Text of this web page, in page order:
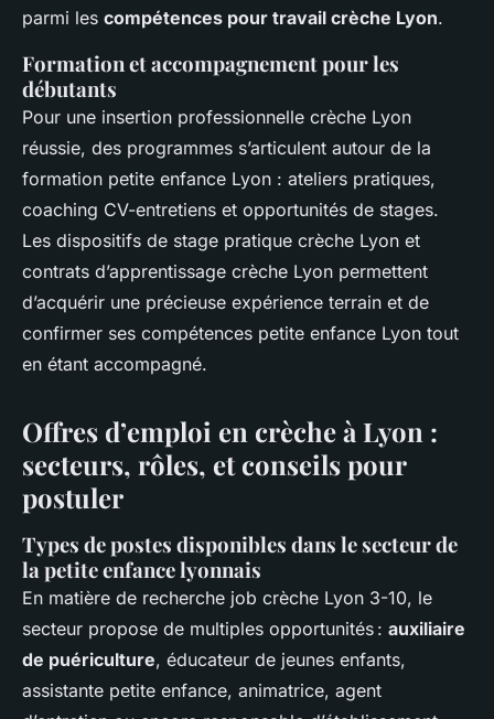
parmi les compétences pour travail crèche Lyon.
Formation et accompagnement pour les
débutants
Pour une insertion professionnelle crèche Lyon
réussie, des programmes s’articulent autour de la
formation petite enfance Lyon : ateliers pratiques,
coaching CV-entretiens et opportunités de stages.
Les dispositifs de stage pratique crèche Lyon et
contrats d’apprentissage crèche Lyon permettent
d’acquérir une précieuse expérience terrain et de
confirmer ses compétences petite enfance Lyon tout
en étant accompagné.
Offres d’emploi en crèche à Lyon :
secteurs, rôles, et conseils pour
postuler
Types de postes disponibles dans le secteur de
la petite enfance lyonnais
En matière de recherche job crèche Lyon 3-10, le
secteur propose de multiples opportunités : auxiliaire
de puériculture, éducateur de jeunes enfants,
assistante petite enfance, animatrice, agent